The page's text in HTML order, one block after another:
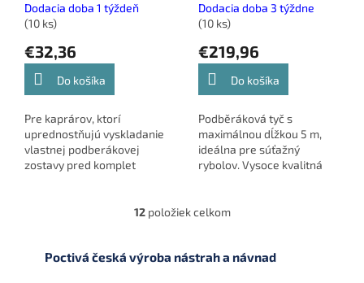
Dodacia doba 1 týždeň
(10 ks)
€32,36
Do košíka
Pre kaprárov, ktorí
uprednostňujú vyskladanie
vlastnej podberákovej
zostavy pred komplet
cenovo základný model
Dodacia doba 3 týždne
(10 ks)
€219,96
Do košíka
Podběráková tyč s
maximálnou dĺžkou 5 m,
ideálna pre súťažný
rybolov. Vysoce kvalitná
odolnosť. Rukoväť má dva
O
l
á
12položiek celkom
Poctivá česká výroba nástrah a návnad